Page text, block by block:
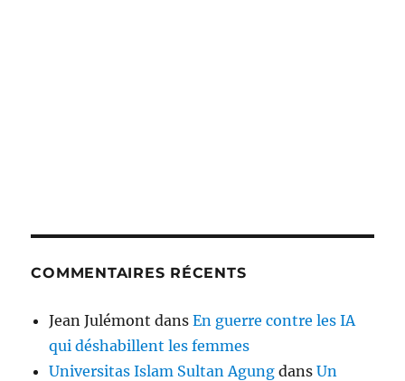
COMMENTAIRES RÉCENTS
Jean Julémont dansEn guerre contre les IA
qui déshabillent les femmes
Universitas Islam Sultan Agung dansUn